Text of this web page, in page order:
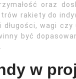
oraz
rakiety do
wagi czy
być
w